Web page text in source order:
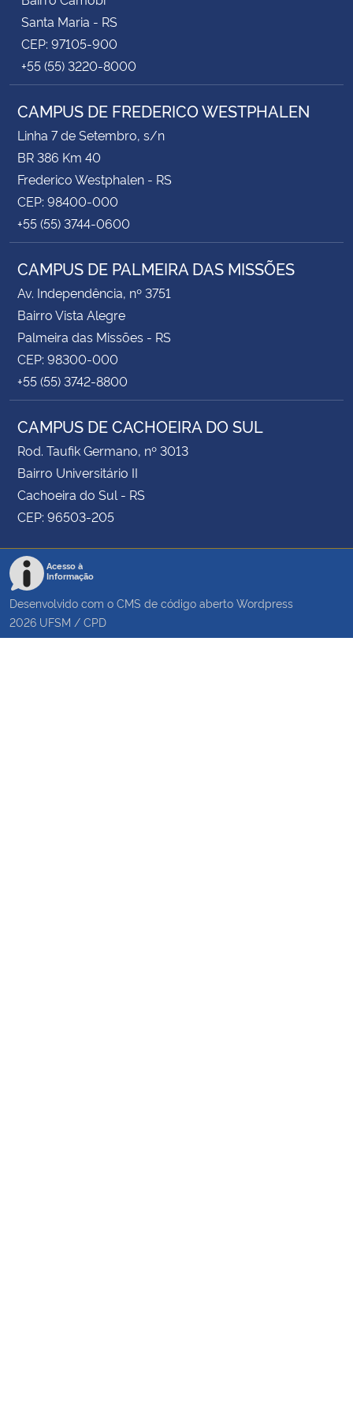
Santa Maria - RS
CEP: 97105-900
+55 (55) 3220-8000
CAMPUS DE FREDERICO WESTPHALEN
Linha 7 de Setembro, s/n
BR 386 Km 40
Frederico Westphalen - RS
CEP: 98400-000
+55 (55) 3744-0600
CAMPUS DE PALMEIRA DAS MISSÕES
Av. Independência, nº 3751
Bairro Vista Alegre
Palmeira das Missões - RS
CEP: 98300-000
+55 (55) 3742-8800
CAMPUS DE CACHOEIRA DO SUL
Rod. Taufik Germano, nº 3013
Bairro Universitário II
Cachoeira do Sul - RS
CEP: 96503-205
Acesso à
Informação
Desenvolvido com o CMS de código aberto Wordpress
2026 UFSM / CPD